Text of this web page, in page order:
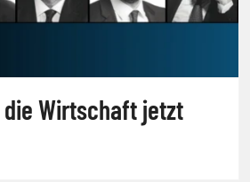
die Wirtschaft jetzt